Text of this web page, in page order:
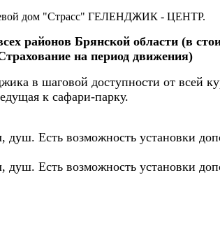
дом "Страсс" ГЕЛЕНДЖИК - ЦЕНТР.
районов Брянской области (в
на период движения)
в шаговой доступности от всей
к сафари-парку.
Есть возможность установки
Есть возможность установки